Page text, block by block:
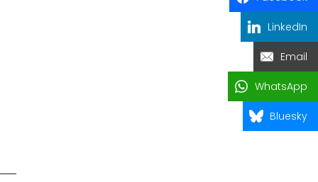
LinkedIn
Email
WhatsApp
Bluesky